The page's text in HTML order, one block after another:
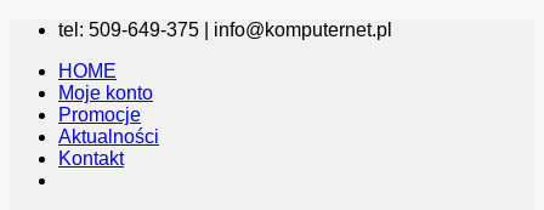
Przewiń
zawartości
tel: 509-649-375 | info@komputernet.pl
HOME
Moje konto
Promocje
Aktualności
Kontakt